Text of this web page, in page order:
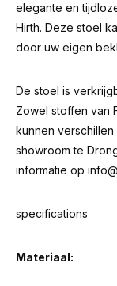
elegante en
Hirth. Deze stoel
door uw eigen
De stoel is
Zowel stoffen van
kunnen
showroom te
informatie op
specifications
Materiaal: